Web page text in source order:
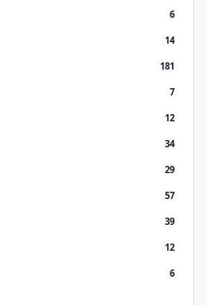
6
14
181
7
12
34
29
57
39
12
6